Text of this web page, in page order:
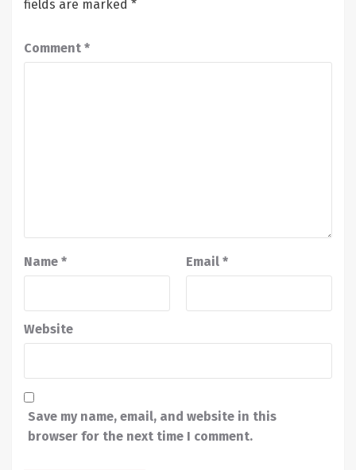
fields are marked *
Comment *
Name * Email *
Website
Save my name, email, and website in this
browser for the next time I comment.